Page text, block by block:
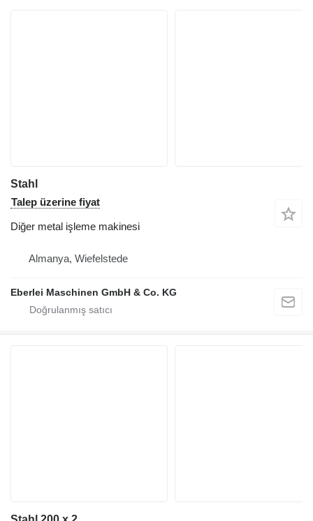
Stahl
Talep üzerine fiyat
Diğer metal işleme makinesi
Almanya, Wiefelstede
Eberlei Maschinen GmbH & Co. KG